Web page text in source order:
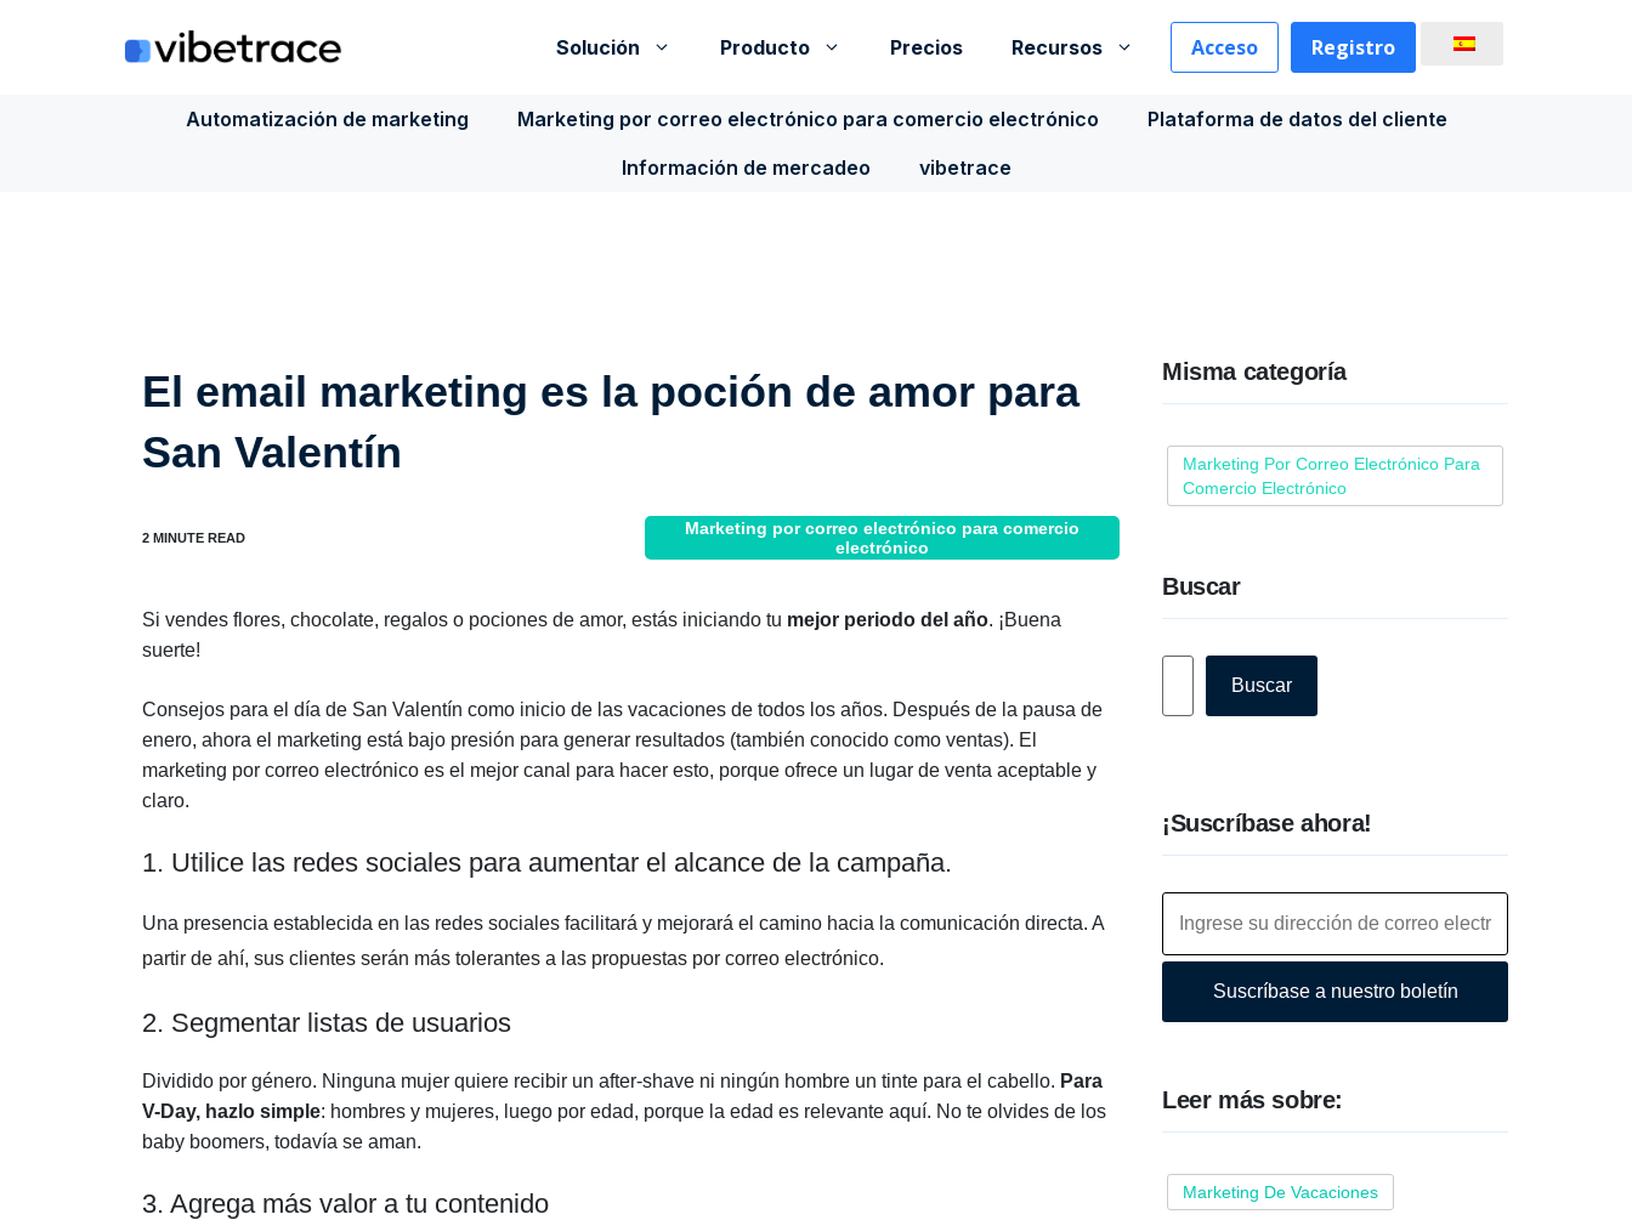
Solución Producto Precios Recursos Acceso Registro
Automatización de marketing Marketing por correo electrónico para comercio electrónico
Plataforma de datos del cliente
Información de mercadeo
vibetrace
El email marketing es la poción de amor para
San Valentín
Marketing por correo electrónico para comercio
electrónico
Si vendes flores, chocolate, regalos o pociones de amor, estás iniciando tu mejor periodo del año. ¡Buena
suerte!
Consejos para el día de San Valentín como inicio de las vacaciones de todos los años. Después de la pausa de
enero, ahora el marketing está bajo presión para generar resultados (también conocido como ventas). El
marketing por correo electrónico es el mejor canal para hacer esto, porque ofrece un lugar de venta aceptable y
claro.
1. Utilice las redes sociales para aumentar el alcance de la campaña.
Una presencia establecida en las redes sociales facilitará y mejorará el camino hacia la comunicación directa. A
partir de ahí, sus clientes serán más tolerantes a las propuestas por correo electrónico.
2. Segmentar listas de usuarios
Dividido por género. Ninguna mujer quiere recibir un after-shave ni ningún hombre un tinte para el cabello. Para
V-Day, hazlo simple: hombres y mujeres, luego por edad, porque la edad es relevante aquí. No te olvides de los
baby boomers, todavía se aman.
3. Agrega más valor a tu contenido
Misma categoría
Marketing Por Correo Electrónico Para
Comercio Electrónico
Buscar
Buscar
¡Suscríbase ahora!
Suscríbase a nuestro boletín
Leer más sobre:
Marketing De Vacaciones